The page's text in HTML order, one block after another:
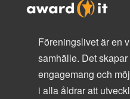
Föreningslivet är en
samhälle. Det
engagemang och
i alla åldrar att